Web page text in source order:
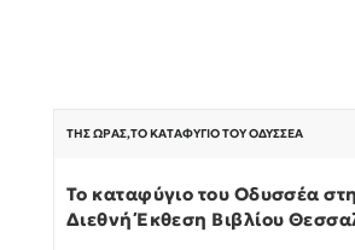
ΤΗΣ ΏΡΑΣ,ΤΟ ΚΑΤΑΦΎΓΙΟ ΤΟΥ ΟΔΥΣΣΈΑ
Το καταφύγιο του Οδυσσέα
Διεθνή Έκθεση Βιβλίου